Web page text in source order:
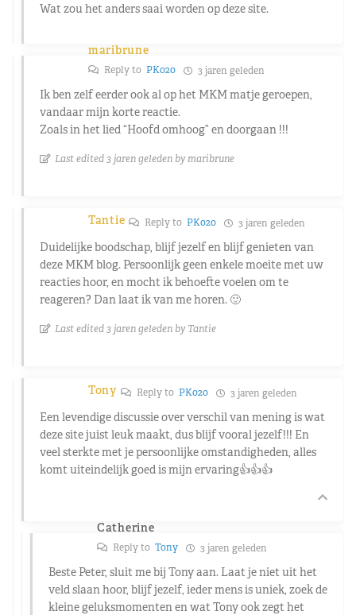
Wat zou het anders saai worden op deze site.
maribrune
Reply to PK020 3 jaren geleden
Ik ben zelf eerder ook al op het MKM matje geroepen,
vandaar mijn korte reactie.
Zoals in het lied “Hoofd omhoog” en doorgaan !!!
Last edited 3 jaren geleden by maribrune
Tantie Reply toPK020 3 jaren geleden
Duidelijke boodschap, blijf jezelf en blijf genieten van
deze MKM blog. Persoonlijk geen enkele moeite met uw
reacties hoor, en mocht ik behoefte voelen om te
reageren? Dan laat ik van me horen. 🙂
Last edited 3 jaren geleden by Tantie
Tony Reply to PK020 3 jaren geleden
Een levendige discussie over verschil van mening is wat
deze site juist leuk maakt, dus blijf vooral jezelf!!! En
veel sterkte met je persoonlijke omstandigheden, alles
komt uiteindelijk goed is mijn ervaring👍👍👍
Catherine
Reply to Tony 3 jaren geleden
Beste Peter, sluit me bij Tony aan. Laat je niet uit het
veld slaan hoor, blijf jezelf, ieder mens is uniek, zoek de
kleine geluksmomenten en wat Tony ook zegt het